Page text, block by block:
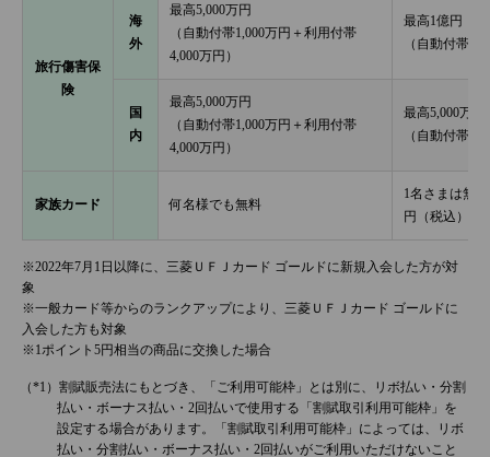
旅行傷害保
険
海
外
最高5,000万円
（自動付帯1,000万円＋利用付帯
4,000万円）
最高1億円
（自動付帯
国
内
最高5,000万円
（自動付帯1,000万円＋利用付帯
4,000万円）
最高5,000万円
（自動付帯）
家族カード 何名様でも無料
1名さまは無
円（税込）
※2022年7月1日以降に、三菱ＵＦＪカード ゴールドに新規入会した方が対
象
※一般カード等からのランクアップにより、三菱ＵＦＪカード ゴールドに
入会した方も対象
※1ポイント5円相当の商品に交換した場合
割賦販売法にもとづき、「ご利用可能枠」とは別に、リボ払い・分割
払い・ボーナス払い・2回払いで使用する「割賦取引利用可能枠」を
設定する場合があります。「割賦取引利用可能枠」によっては、リボ
払い・分割払い・ボーナス払い・2回払いがご利用いただけないこと